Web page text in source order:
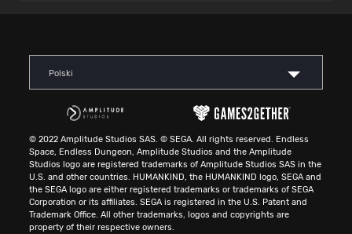
Polski
© 2022 Amplitude Studios SAS. © SEGA. All rights reserved. Endless
Space, Endless Dungeon, Amplitude Studios and the Amplitude
Studios logo are registered trademarks of Amplitude Studios SAS in the
U.S. and other countries. HUMANKIND, the HUMANKIND logo, SEGA and
the SEGA logo are either registered trademarks or trademarks of SEGA
Corporation or its affiliates. SEGA is registered in the U.S. Patent and
Trademark Office. All other trademarks, logos and copyrights are
property of their respective owners.